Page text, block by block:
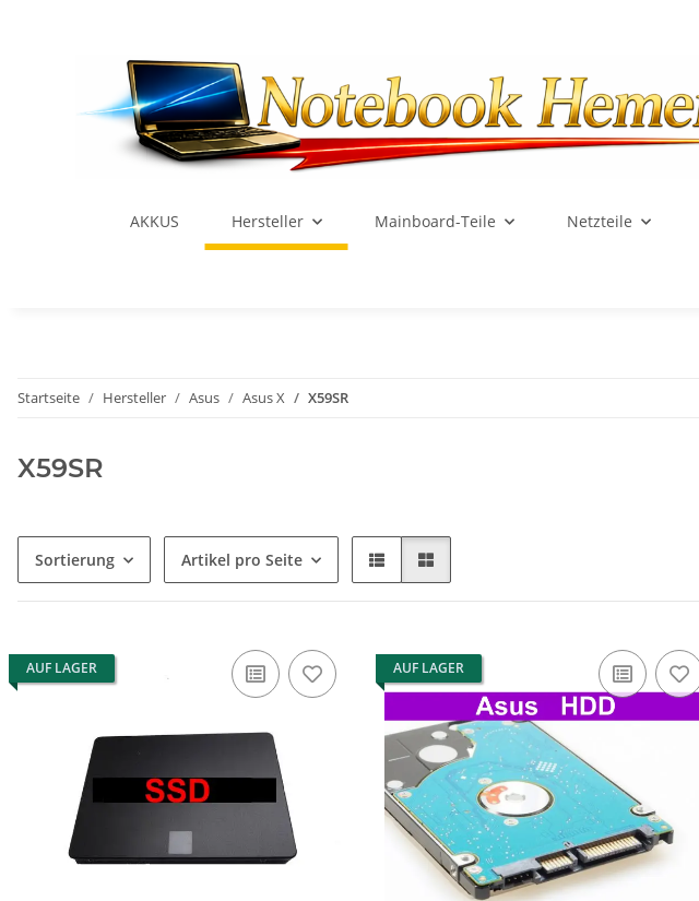
AKKUS Hersteller Mainboard-Teile Netzteile
Startseite Hersteller Asus Asus X X59SR
X59SR
Sortierung Artikel pro Seite
AUF LAGER AUF LAGER